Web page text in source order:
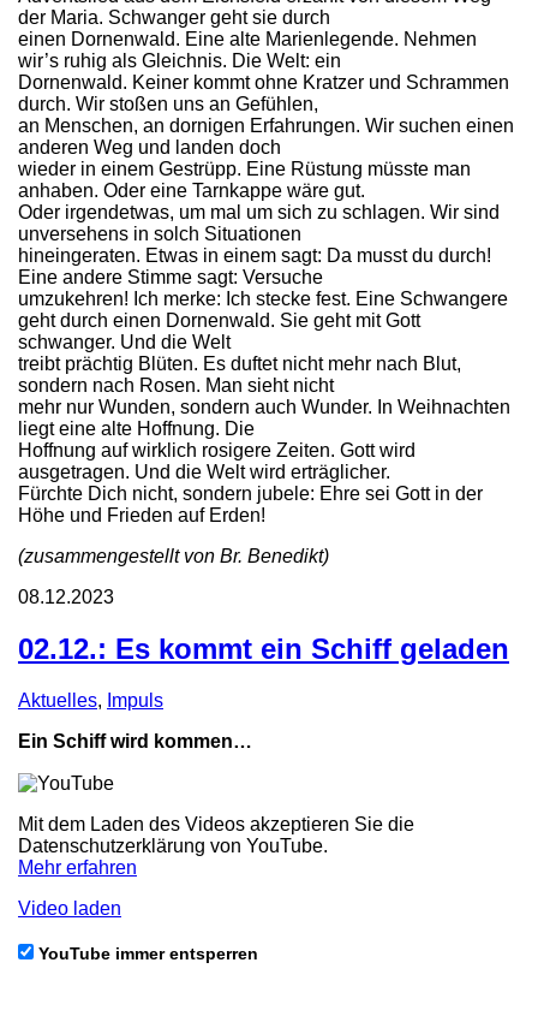
der Maria. Schwanger geht sie durch
einen Dornenwald. Eine alte Marienlegende. Nehmen
wir’s ruhig als Gleichnis. Die Welt: ein
Dornenwald. Keiner kommt ohne Kratzer und Schrammen
durch. Wir stoßen uns an Gefühlen,
an Menschen, an dornigen Erfahrungen. Wir suchen einen
anderen Weg und landen doch
wieder in einem Gestrüpp. Eine Rüstung müsste man
anhaben. Oder eine Tarnkappe wäre gut.
Oder irgendetwas, um mal um sich zu schlagen. Wir sind
unversehens in solch Situationen
hineingeraten. Etwas in einem sagt: Da musst du durch!
Eine andere Stimme sagt: Versuche
umzukehren! Ich merke: Ich stecke fest. Eine Schwangere
geht durch einen Dornenwald. Sie geht mit Gott
schwanger. Und die Welt
treibt prächtig Blüten. Es duftet nicht mehr nach Blut,
sondern nach Rosen. Man sieht nicht
mehr nur Wunden, sondern auch Wunder. In Weihnachten
liegt eine alte Hoffnung. Die
Hoffnung auf wirklich rosigere Zeiten. Gott wird
ausgetragen. Und die Welt wird erträglicher.
Fürchte Dich nicht, sondern jubele: Ehre sei Gott in der
Höhe und Frieden auf Erden!
(zusammengestellt von Br. Benedikt)
08.12.2023
02.12.: Es kommt ein Schiff geladen
Aktuelles, Impuls
Ein Schiff wird kommen…
Mit dem Laden des Videos akzeptieren Sie die
Datenschutzerklärung von YouTube.
Mehr erfahren
Video laden
YouTube immer entsperren